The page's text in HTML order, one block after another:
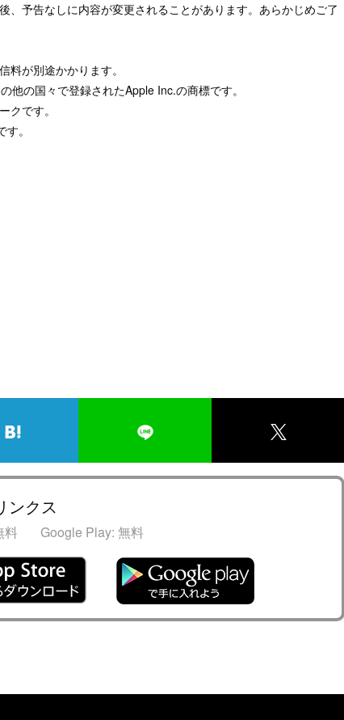
、予告なしに内容が変更されることがあります。あらかじめご了
料が別途かかります。
他の国々で登録されたApple Inc.の商標です。
クです。
。
ンクス
料 Google Play: 無料